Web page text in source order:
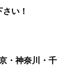
い！
・神奈川・千